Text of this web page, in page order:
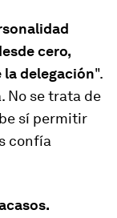
cero,
la delegación".
No se trata de
sí permitir
confía